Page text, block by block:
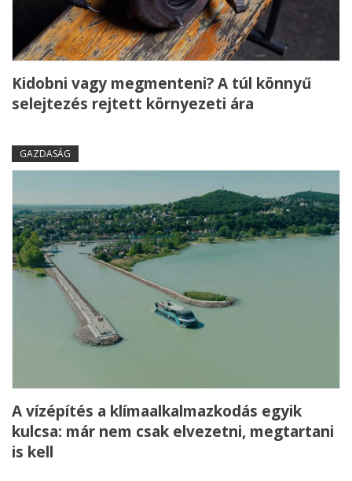
Kidobni vagy megmenteni? A túl könnyű
selejtezés rejtett környezeti ára
GAZDASÁG
A vízépítés a klímaalkalmazkodás egyik
kulcsa: már nem csak elvezetni, megtartani
is kell